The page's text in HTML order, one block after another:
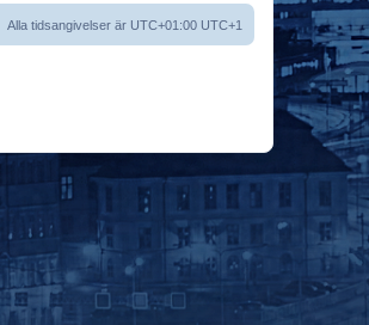
Alla tidsangivelser är UTC+01:00 UTC+1